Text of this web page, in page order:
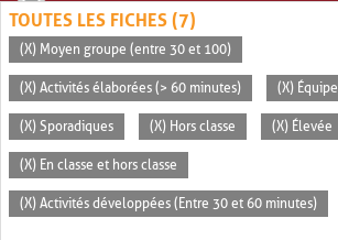
TOUTES LES FICHES (7)
(X) Moyen groupe (entre 30 et 100)
(X) Activités élaborées (> 60 minutes) (X) Équipe
(X) Sporadiques (X) Hors classe (X) Élevée
(X) En classe et hors classe
(X) Activités développées (Entre 30 et 60 minutes)